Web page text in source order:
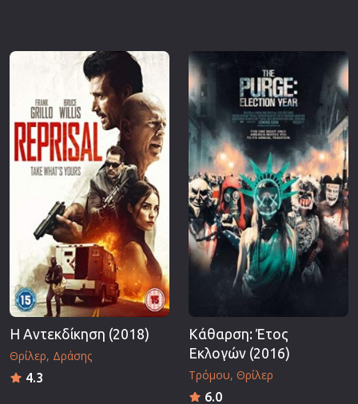
Η Αντεκδίκηση (2018)
Θρίλερ Δράσης
4.3
Κάθαρση: Έτος
Εκλογών (2016)
Τρόμου Θρίλερ
6.0